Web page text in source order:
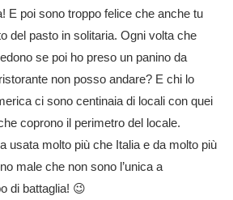
E poi sono troppo felice che anche tu
del pasto in solitaria. Ogni volta che
se poi ho preso un panino da
non posso andare? E chi lo
ci sono centinaia di locali con quei
coprono il perimetro del locale.
usata molto più che Italia e da molto più
male che non sono l’unica a
di battaglia! 😉